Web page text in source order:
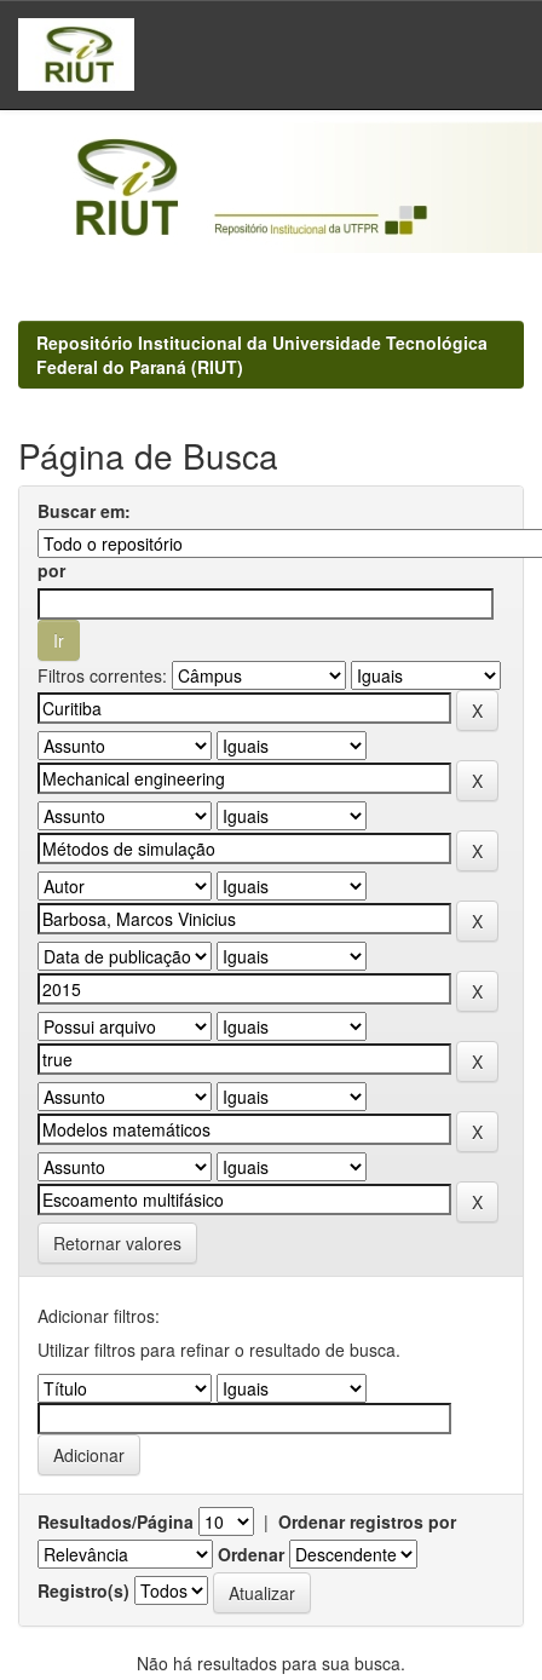
Skip
navigation
Repositório Institucional da Universidade Tecnológica
Federal do Paraná (RIUT)
Página de Busca
Buscar em:
por
Filtros correntes:
Retornar valores
Adicionar filtros:
Utilizar filtros para refinar o resultado de busca.
Resultados/Página | Ordenar registros por
Ordenar
Registro(s)
Não há resultados para sua busca.